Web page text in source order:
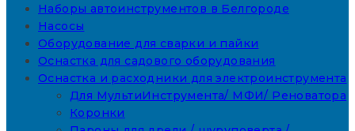
Наборы автоинструментов в Белгороде
Насосы
Оборудование для сварки и пайки
Оснастка для садового оборудования
Оснастка и расходники для электроинструмента
Для МультиИнструмента/ МФИ/ Реноватора
Коронки